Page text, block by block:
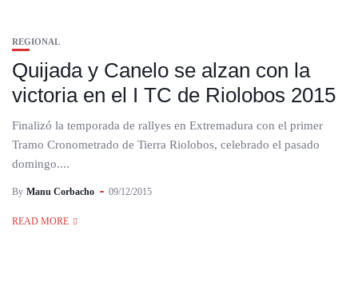
REGIONAL
Quijada y Canelo se alzan con la
victoria en el I TC de Riolobos 2015
Finalizó la temporada de rallyes en Extremadura con el primer
Tramo Cronometrado de Tierra Riolobos, celebrado el pasado
domingo....
By Manu Corbacho 09/12/2015
READ MORE